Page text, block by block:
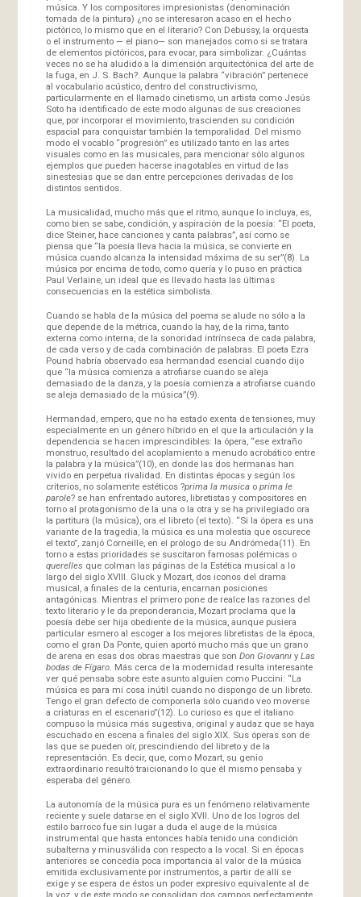
música. Y los compositores impresionistas (denominación
tomada de la pintura) ¿no se interesaron acaso en el hecho
pictórico, lo mismo que en el literario? Con Debussy, la orquesta
o el instrumento — el piano— son manejados como si se tratara
de elementos pictóricos, para evocar, para simbolizar. ¿Cuántas
veces no se ha aludido a la dimensión arquitectónica del arte de
la fuga, en J. S. Bach?. Aunque la palabra “vibración” pertenece
al vocabulario acústico, dentro del constructivismo,
particularmente en el llamado cinetismo, un artista como Jesús
Soto ha identificado de este modo algunas de sus creaciones
que, por incorporar el movimiento, trascienden su condición
espacial para conquistar también la temporalidad. Del mismo
modo el vocablo “progresión” es utilizado tanto en las artes
visuales como en las musicales, para mencionar sólo algunos
ejemplos que pueden hacerse inagotables en virtud de las
sinestesias que se dan entre percepciones derivadas de los
distintos sentidos.
La musicalidad, mucho más que el ritmo, aunque lo incluya, es,
como bien se sabe, condición, y aspiración de la poesía: “El poeta,
dice Steiner, hace canciones y canta palabras”, así como se
piensa que “la poesía lleva hacia la música, se convierte en
música cuando alcanza la intensidad máxima de su ser”(8). La
música por encima de todo, como quería y lo puso en práctica
Paul Verlaine, un ideal que es llevado hasta las últimas
consecuencias en la estética simbolista.
Cuando se habla de la música del poema se alude no sólo a la
que depende de la métrica, cuando la hay, de la rima, tanto
externa como interna, de la sonoridad intrínseca de cada palabra,
de cada verso y de cada combinación de palabras. El poeta Ezra
Pound habría observado esa hermandad esencial cuando dijo
que “la música comienza a atrofiarse cuando se aleja
demasiado de la danza, y la poesía comienza a atrofiarse cuando
se aleja demasiado de la música”(9).
Hermandad, empero, que no ha estado exenta de tensiones, muy
especialmente en un género híbrido en el que la articulación y la
dependencia se hacen imprescindibles: la ópera, “ese extraño
monstruo, resultado del acoplamiento a menudo acrobático entre
la palabra y la música”(10), en donde las dos hermanas han
vivido en perpetua rivalidad. En distintas épocas y según los
criterios, no solamente estéticos ?prima la musicao prima le
parole? se han enfrentado autores, libretistas y compositores en
torno al protagonismo de la una o la otra y se ha privilegiado ora
la partitura (la música), ora el libreto (el texto). “Si la ópera es una
variante de la tragedia, la música es una molestia que oscurece
el texto”, zanjó Corneille, en el prólogo de su Andrómeda(11). En
torno a estas prioridades se suscitaron famosas polémicas o
querelles que colman las páginas de la Estética musical a lo
largo del siglo XVIII. Gluck y Mozart, dos iconos del drama
musical, a finales de la centuria, encarnan posiciones
antagónicas. Mientras el primero pone de realce las razones del
texto literario y le da preponderancia, Mozart proclama que la
poesía debe ser hija obediente de la música, aunque pusiera
particular esmero al escoger a los mejores libretistas de la época,
como el gran Da Ponte, quien aportó mucho más que un grano
de arena en esas dos obras maestras que son Don Giovanniy Las
bodas de Fígaro. Más cerca de la modernidad resulta interesante
ver qué pensaba sobre este asunto alguien como Puccini: “La
música es para mí cosa inútil cuando no dispongo de un libreto.
Tengo el gran defecto de componerla sólo cuando veo moverse
a criaturas en el escenario”(12). Lo curioso es que el italiano
compuso la música más sugestiva, original y audaz que se haya
escuchado en escena a finales del siglo XIX. Sus óperas son de
las que se pueden oír, prescindiendo del libreto y de la
representación. Es decir, que, como Mozart, su genio
extraordinario resultó traicionando lo que él mismo pensaba y
esperaba del género.
La autonomía de la música pura es un fenómeno relativamente
reciente y suele datarse en el siglo XVII. Uno de los logros del
estilo barroco fue sin lugar a duda el auge de la música
instrumental que hasta entonces había tenido una condición
subalterna y minusválida con respecto a la vocal. Si en épocas
anteriores se concedía poca importancia al valor de la música
emitida exclusivamente por instrumentos, a partir de allí se
exige y se espera de éstos un poder expresivo equivalente al de
la voz, y de este modo se consolidan dos campos perfectamente